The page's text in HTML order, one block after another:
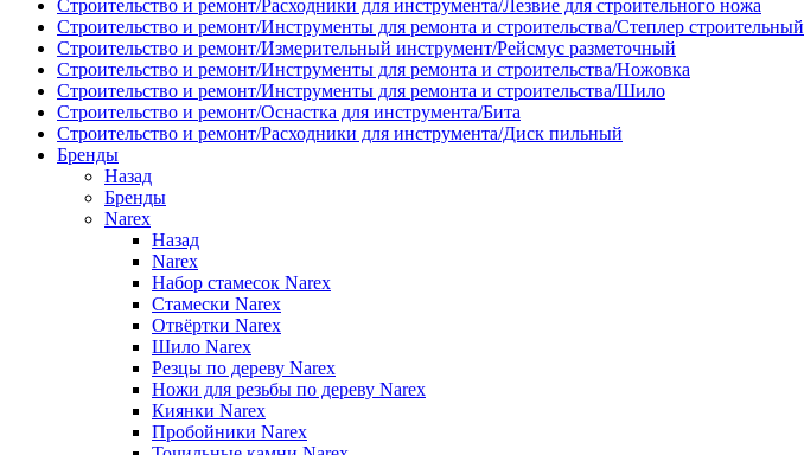
Строительство и ремонт/Расходники для инструмента/Лезвие для строительного ножа
Строительство и ремонт/Инструменты для ремонта и строительства/Степлер строительный
Строительство и ремонт/Измерительный инструмент/Рейсмус разметочный
Строительство и ремонт/Инструменты для ремонта и строительства/Ножовка
Строительство и ремонт/Инструменты для ремонта и строительства/Шило
Строительство и ремонт/Оснастка для инструмента/Бита
Строительство и ремонт/Расходники для инструмента/Диск пильный
Бренды
Назад
Бренды
Narex
Назад
Narex
Набор стамесок Narex
Стамески Narex
Отвёртки Narex
Шило Narex
Резцы по дереву Narex
Ножи для резьбы по дереву Narex
Киянки Narex
Пробойники Narex